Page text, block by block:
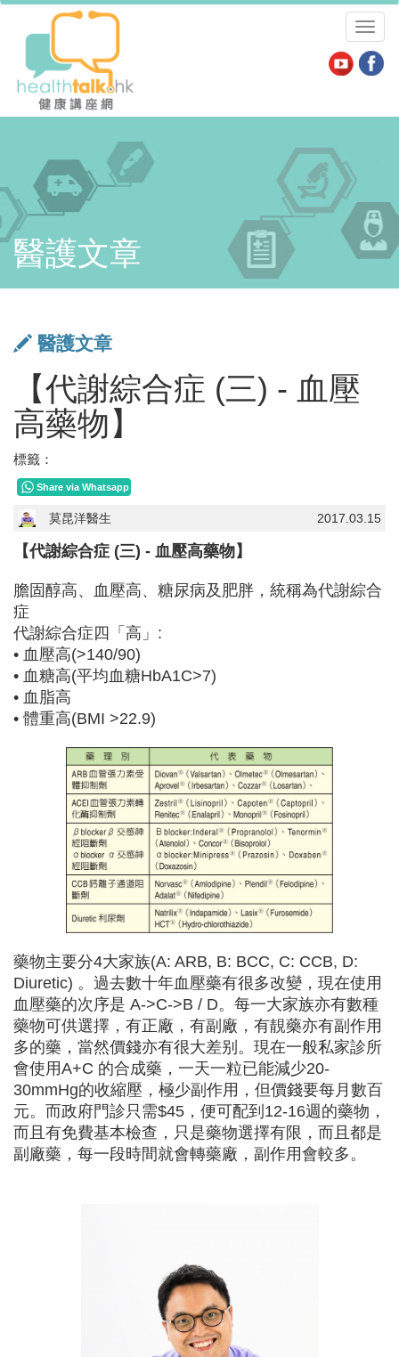
醫護文章
醫護文章
【代謝綜合症 (三) - 血壓
高藥物】
標籤：
Share via Whatsapp
2017.03.15
莫昆洋醫生
【代謝綜合症 (三) - 血壓高藥物】
膽固醇高、血壓高、糖尿病及肥胖，統稱為代謝綜合
症
代謝綜合症四「高」:
• 血壓高(>140/90)
• 血糖高(平均血糖HbA1C>7)
• 血脂高
• 體重高(BMI >22.9)
藥物主要分4大家族(A: ARB, B: BCC, C: CCB, D:
Diuretic) 。過去數十年血壓藥有很多改變，現在使用
血壓藥的次序是 A->C->B / D。每一大家族亦有數種
藥物可供選擇，有正廠，有副廠，有靚藥亦有副作用
多的藥，當然價錢亦有很大差别。現在一般私家診所
會使用A+C 的合成藥，一天一粒已能減少20-
30mmHg的收縮壓，極少副作用，但價錢要每月數百
元。而政府門診只需$45，便可配到12-16週的藥物，
而且有免費基本檢查，只是藥物選擇有限，而且都是
副廠藥，每一段時間就會轉藥廠，副作用會較多。